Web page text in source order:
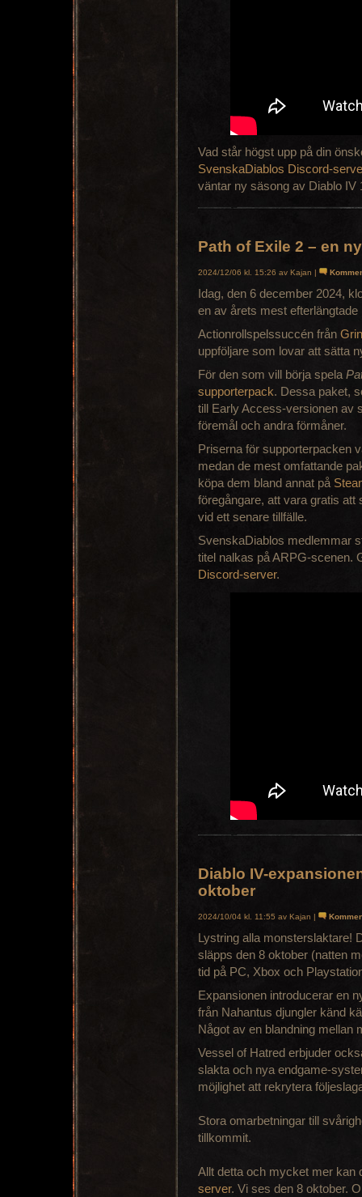
Vad står högst upp på din
SvenskaDiablos Discord-
väntar ny säsong av Diablo IV
Path of Exile 2 – en
2024/12/06 kl. 15:26 av Kajan |
Idag, den 6 december 2024,
en av årets mest
Actionrollspelssuccén från
uppföljare som lovar att sätta
För den som vill börja spela
supporterpack. Dessa paket,
till Early Access-versionen av
föremål och andra förmåner.
Priserna för supporterpacken
medan de mest omfattande
köpa dem bland annat på
föregångare, att vara gratis att
vid ett senare tillfälle.
SvenskaDiablos medlemmar
titel nalkas på ARPG-scenen.
Discord-server.
Diablo IV-
oktober
2024/10/04 kl. 11:55 av Kajan |
Lystring alla monsterslaktare!
släpps den 8 oktober (natten
tid på PC, Xbox och
Expansionen introducerar en
från Nahantus djungler känd
Något av en blandning mellan
Vessel of Hatred erbjuder
slakta och nya endgame-
möjlighet att rekrytera
Stora omarbetningar till
tillkommit.
Allt detta och mycket mer kan
server. Vi ses den 8 oktober.